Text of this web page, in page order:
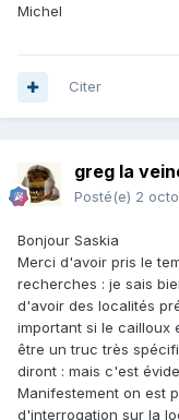
Michel
Citer
greg la
Posté(e) 2
Bonjour Saskia
Merci d'avoir pris le
recherches : je sais
d'avoir des localités
important si le cailloux
être un truc très
diront : mais c'est
Manifestement on est
d'interrogation sur la